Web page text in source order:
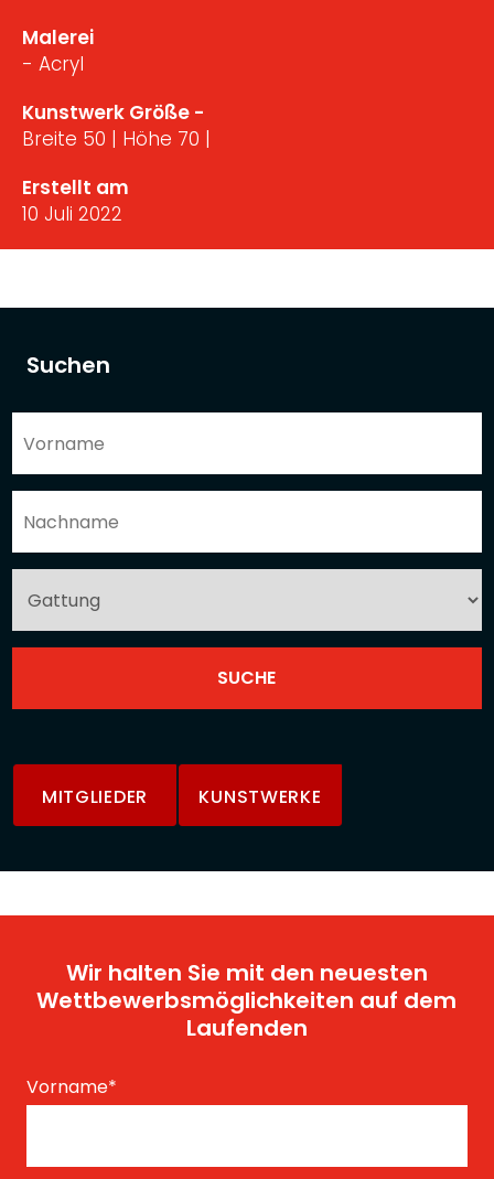
Suchen
MITGLIEDER KUNSTWERKE
Malerei
- Acryl
Kunstwerk Größe -
Breite 50 | Höhe 70 |
Erstellt am
10 Juli 2022
Wir halten Sie mit den neuesten
Wettbewerbsmöglichkeiten auf dem
Laufenden
Vorname*